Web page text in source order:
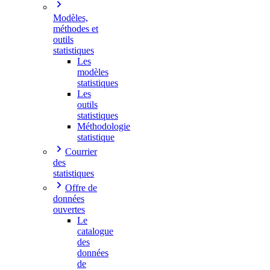
Modèles,
méthodes et
outils
statistiques
Les
modèles
statistiques
Les
outils
statistiques
Méthodologie
statistique
Courrier
des
statistiques
Offre de
données
ouvertes
Le
catalogue
des
données
de